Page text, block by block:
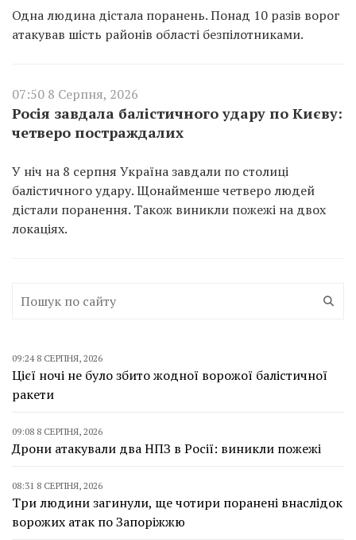
Одна людина дістала поранень. Понад 10 разів ворог
атакував шість районів області безпілотниками.
07:50 8 Серпня, 2026
Росія завдала балістичного удару по Києву:
четверо постраждалих
У ніч на 8 серпня Україна завдали по столиці
балістичного удару. Щонайменше четверо людей
дістали поранення. Також виникли пожежі на двох
локаціях.
09:24 8 СЕРПНЯ, 2026
Цієї ночі не було збито жодної ворожої балістичної
ракети
09:08 8 СЕРПНЯ, 2026
Дрони атакували два НПЗ в Росії: виникли пожежі
08:31 8 СЕРПНЯ, 2026
Три людини загинули, ще чотири поранені внаслідок
ворожих атак по Запоріжжю